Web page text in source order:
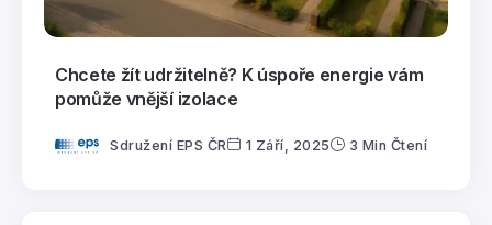
Chcete žít udržitelně? K úspoře energie vám
pomůže vnější izolace
Sdružení EPS ČR 1 Září, 2025 3 Min Čtení